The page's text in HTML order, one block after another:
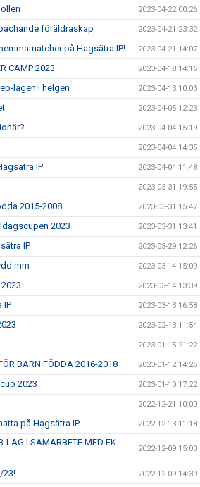
2023-04-22 00:26
föräldraskap 2023-04-21 23:32
på Hagsätra IP! 2023-04-21 14:07
CAMP 2023 2023-04-18 14:16
lagen i helgen 2023-04-13 10:03
2023-04-05 12:23
2023-04-04 15:19
2023-04-04 14:35
IP 2023-04-04 11:48
2023-03-31 19:55
2015-2008 2023-03-31 15:47
2023 2023-03-31 13:41
IP 2023-03-29 12:26
mm 2023-03-14 15:09
2023-03-14 13:39
IP 2023-03-13 16:58
2023-02-13 11:54
2023-01-15 21:22
BARN FÖDDA 2016-2018 2023-01-12 14:25
2023 2023-01-10 17:22
2022-12-21 10:00
på Hagsätra IP 2022-12-13 11:18
LAG I SAMARBETE MED FK
2022-12-09 15:00
23! 2022-12-09 14:39